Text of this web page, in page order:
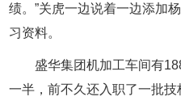
绩。”关虎一边说着一边添加
习资料。
盛华集团机加工车间有
一半，前不久还入职了一批